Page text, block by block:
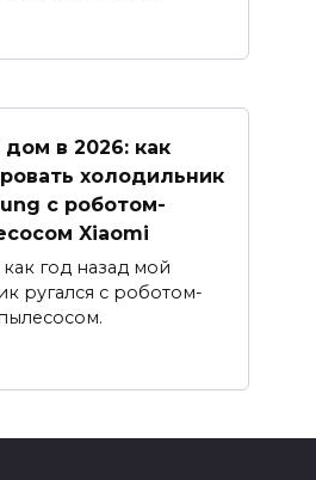
в 2026: как
холодильник
с роботом-
Xiaomi
год назад мой
ругался с роботом-